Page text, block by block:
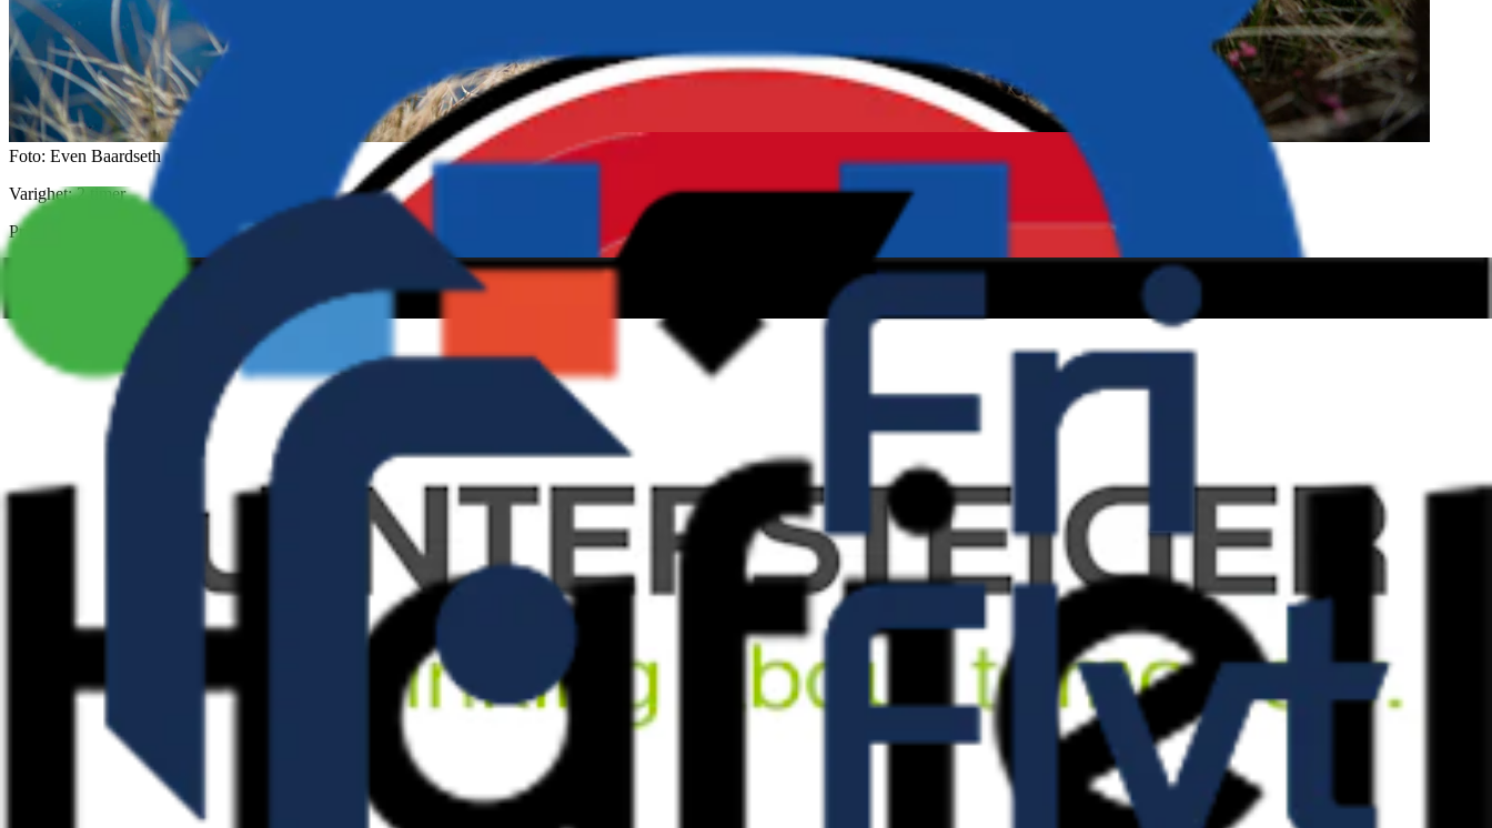
Foto: Even Baardseth
Varighet: 2 timer
Pris: 100,-
Oppmøte: Utenfor hotellet
Deltakere: maks 15
Teknisk vanskelighetsgrad: 3
Fysisk form: 2
Beskrivelse
Flyt og Elvestien er en legendarisk tur, og noe av det første som ble syklet mye av de lokale. Her får du oppleve naturlig flyt på barnålsstier. Relativt flat tur, som ikke er veldig krevende hverken teknisk eller
fysisk. Ett steg opp fra Gullia blå. Turen er forbeholdt jenter.
Meld deg på guidede turer
Sist oppdatert
19. august 2021 kl 17.42